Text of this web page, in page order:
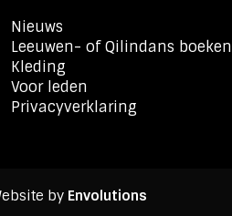
Nieuws
Leeuwen- of Qilindans boeken
Kleding
Voor leden
Privacyverklaring
by Envolutions